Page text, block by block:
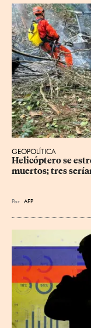
GEOPOLÍTICA
Helicóptero se
muertos; tres
Por AFP